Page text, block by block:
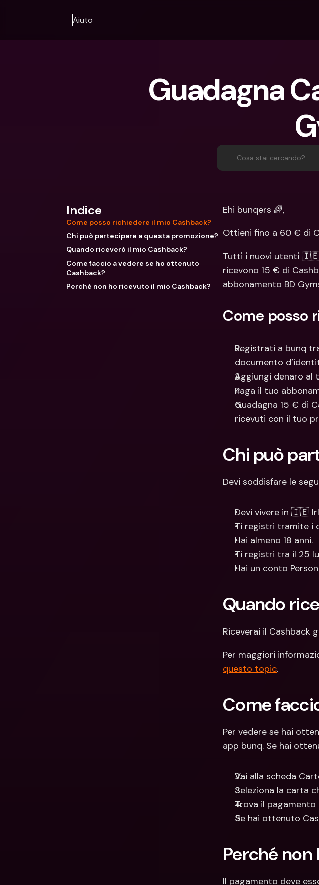
Aiuto
Guadagna
Cosa stai cercando?
Indice
Come posso richiedere il mio Cashback?
Chi può partecipare a questa promozione?
Quando riceverò il mio Cashback?
Come faccio a vedere se ho ottenuto
Cashback?
Perché non ho ricevuto il mio Cashback?
Ehi bunqers 🌈,
Ottieni fino a 60 € di
Tutti i nuovi utenti 🇮🇪
ricevono 15 € di
abbonamento BD
Come posso
Registrati a bunq
documento
Aggiungi denaro al
Paga il tuo
Guadagna 15 € di
ricevuti con il tuo
Chi può
Devi soddisfare le
Devi vivere in 🇮🇪
Ti registri tramite i
Hai almeno 18 anni.
Ti registri tra il 25
Hai un conto
Quando
Riceverai il Cashback
questo topic.
Per vedere se hai
app bunq. Se hai
Vai alla scheda
Seleziona la carta
Trova il
Se hai ottenuto
Perché
Il pagamento deve